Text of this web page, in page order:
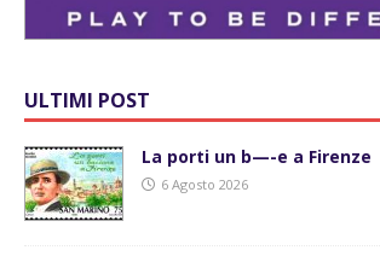
ULTIMI POST
La porti un b—-e a Firenze
6 Agosto 2026